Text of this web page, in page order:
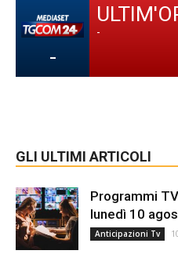
-
-
GLI ULTIMI ARTICOLI
Programmi
lunedì 10
Anticipazioni Tv